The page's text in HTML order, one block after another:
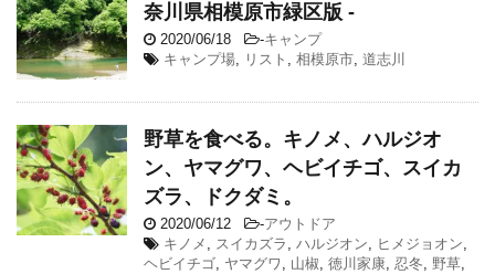
奈川県相模原市緑区版 -
2020/06/18 -キャンプ
キャンプ場, リスト , 相模原市, 道志川
野草を食べる。キノメ、ハルジオ
ン、ヤマグワ、ヘビイチゴ、スイカ
ズラ、ドクダミ。
2020/06/12 -アウトドア
キノメ , スイカズラ , ハルジオン, ヒメジョオン,
ヘビイチゴ, ヤマグワ , 山椒, 徳川家康, 忍冬, 野草,